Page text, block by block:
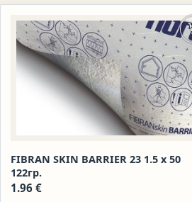
FIBRAN SKIN BARRIER 23 1.5 х 50
122гр.
1.96 €